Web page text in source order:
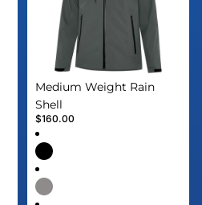
Medium Weight Rain
Shell
$160.00